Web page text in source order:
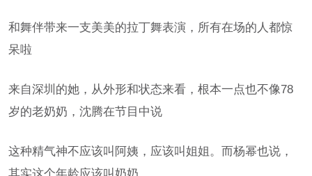
和舞伴带来一支美美的拉丁舞表演，所有在场的人都惊
呆啦
来自深圳的她，从外形和状态来看，根本一点也不像78
岁的老奶奶，沈腾在节目中说
这种精气神不应该叫阿姨，应该叫姐姐。而杨幂也说，
其实这个年龄应该叫奶奶